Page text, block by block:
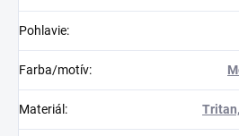
Pohlavie:
Farba/motív:
Materiál :